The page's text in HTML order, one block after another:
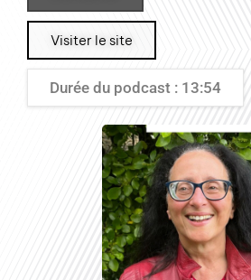
Visiter le site
Durée du podcast : 13:54